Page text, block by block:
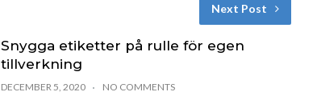
Next Post
Snygga etiketter på rulle för egen
tillverkning
DECEMBER 5, 2020 NO COMMENTS